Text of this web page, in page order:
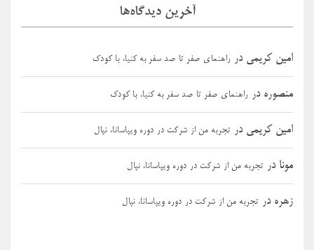
آخرین دیدگاه‌ها
امین کریمی در راهنمای صفر تا صد سفر به کنیا، با کودک
منصوره در راهنمای صفر تا صد سفر به کنیا، با کودک
امین کریمی در تجربه من از شرکت در دوره ویپاسانا، نپال
مونا در تجربه من از شرکت در دوره ویپاسانا، نپال
زهره در تجربه من از شرکت در دوره ویپاسانا، نپال